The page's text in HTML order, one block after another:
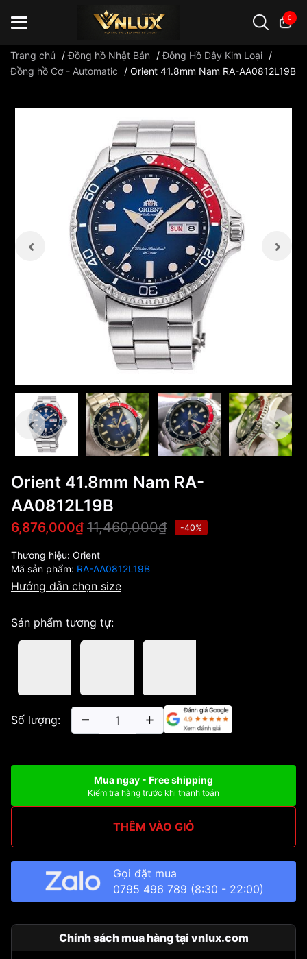
0
Trang chủ /Đồng hồ Nhật Bản /Đông Hồ Dây Kim Loại /
Đồng hồ Cơ - Automatic
/ Orient 41.8mm Nam RA-AA0812L19B
Orient 41.8mm Nam RA-
AA0812L19B
6,876,000₫ 11,460,000₫ -40%
Thương hiệu: Orient
Mã sản phẩm: RA-AA0812L19B
Hướng dẫn chọn size
Sản phẩm tương tự:
Số lượng:
Mua ngay - Free shipping
Kiểm tra hàng trước khi thanh toán
THÊM VÀO GIỎ
Gọi đặt mua
0795 496 789 (8:30 - 22:00)
Chính sách mua hàng tại vnlux.com